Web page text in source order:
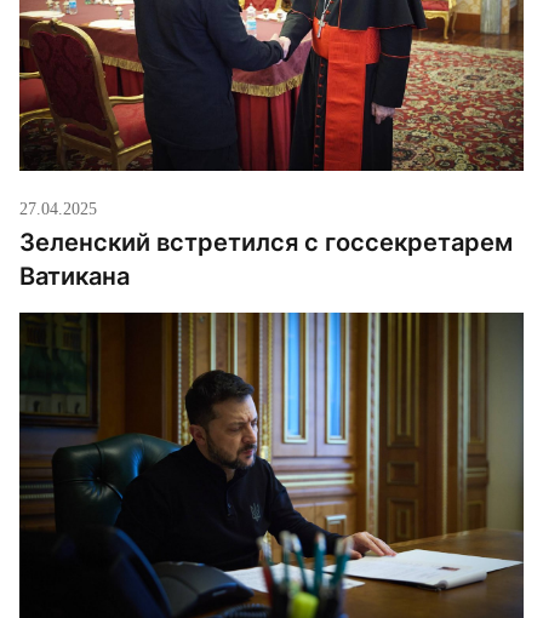
27.04.2025
Зеленский встретился с госсекретарем
Ватикана